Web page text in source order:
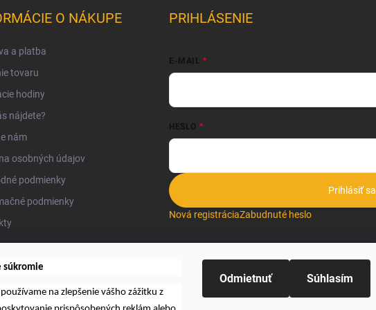
súkromie
na zlepšenie vášho zážitku z
Odmietnuť Súhlasím
O NÁKUPE
a platba
tovaru
hodiny
nájdete?
nám
osobných údajov
podmienky
podmienky
PRIHLÁSENIE
E-MAIL
HESLO
Prihlásiť sa
Nová registráciaZabudnuté heslo
Hľadať